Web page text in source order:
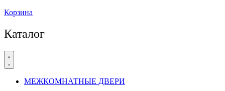
Корзина
Каталог
МЕЖКОМНАТНЫЕ ДВЕРИ